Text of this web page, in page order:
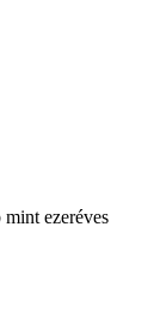
ezeréves